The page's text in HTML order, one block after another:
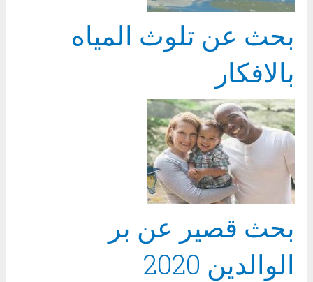
بحث عن تلوث المياه
بالافكار
بحث قصير عن بر
الوالدين 2020